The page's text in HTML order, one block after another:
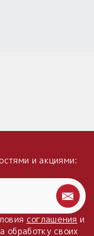
и акциями:
соглашения и
обработку своих